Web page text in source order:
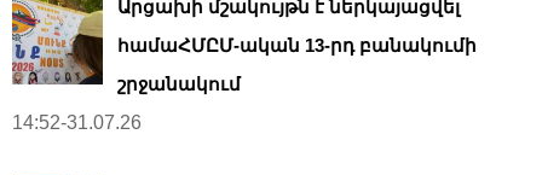
Արցախի մշակույթն է ներկայացվել
համաՀՄԸՄ-ական 13-րդ բանակումի
շրջանակում
14:52-31.07.26